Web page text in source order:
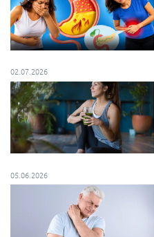
02.07.2026
05.06.2026